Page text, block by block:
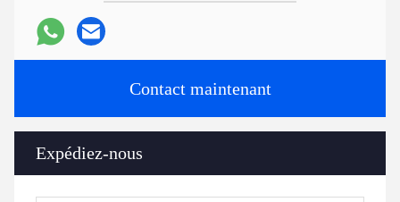
Contact maintenant
Expédiez-nous